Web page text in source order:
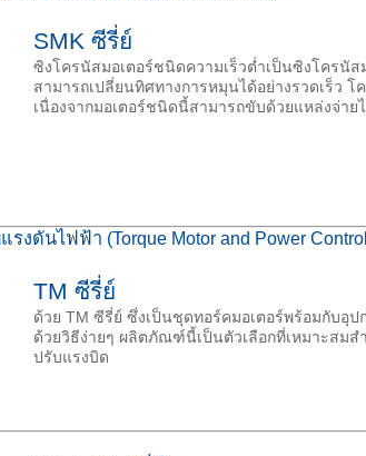
SMK ซีรี่ย์
ซิงโครนัสมอเตอร์ชนิดความเร็วต่ำเป็นซิงโครนัส
สามารถเปลี่ยนทิศทางการหมุนได้อย่างรวดเร็ว
เนื่องจากมอเตอร์ชนิดนี้สามารถขับด้วยแหล่งจ่าย
ดันไฟฟ้า (Torque Motor and Power
TM ซีรี่ย์
ด้วย TM ซีรี่ย์ ซึ่งเป็นชุดทอร์คมอเตอร์พร้อมกับอุ
ด้วยวิธีง่ายๆ ผลิตภัณฑ์นี้เป็นตัวเลือกที่เหมาะสม
ปรับแรงบิด